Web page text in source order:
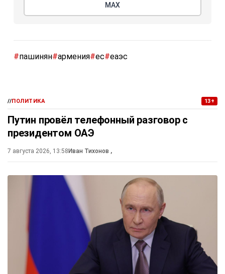
МАХ
#пашинян#армения#ес#еаэс
//ПОЛИТИКА 13+
Путин провёл телефонный разговор с
президентом ОАЭ
7 августа 2026, 13:58Иван Тихонов ,